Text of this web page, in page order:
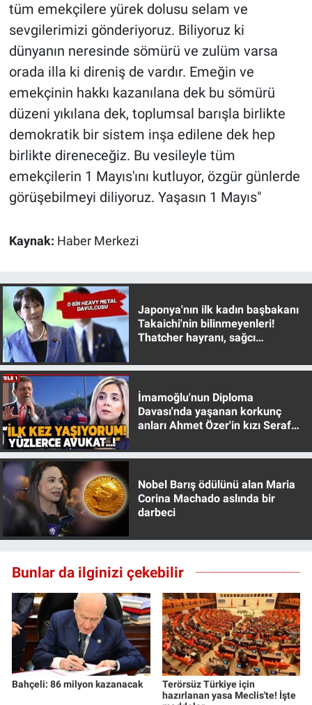
tüm emekçilere yürek dolusu selam ve
sevgilerimizi gönderiyoruz. Biliyoruz ki
dünyanın neresinde sömürü ve zulüm varsa
orada illa ki direniş de vardır. Emeğin ve
emekçinin hakkı kazanılana dek bu sömürü
düzeni yıkılana dek, toplumsal barışla birlikte
demokratik bir sistem inşa edilene dek hep
birlikte direneceğiz. Bu vesileyle tüm
emekçilerin 1 Mayıs'ını kutluyor, özgür günlerde
görüşebilmeyi diliyoruz. Yaşasın 1 Mayıs"
Kaynak: Haber Merkezi
Japonya'nın ilk kadın başbakanı
Takaichi'nin bilinmeyenleri!
Thatcher hayranı, sağcı
İmamoğlu'nun Diploma
Davası'nda yaşanan korkunç
anları Ahmet Özer'in kızı Seraf
Nobel Barış ödülünü alan Maria
Corina Machado aslında bir
darbeci
Bunlar da ilginizi çekebilir
Bahçeli: 86 milyon kazanacak
Terörsüz Türkiye için
hazırlanan yasa Meclis'te! İşte
Kültür Sanat
Ne demişti
Nedir
Popüler
Programlar
Sağlık
Türkiye'nin Geleceği
Türkiye'nin Gündemi
Yerel Gündem
Yerel Yaşam
Canlı Yayın